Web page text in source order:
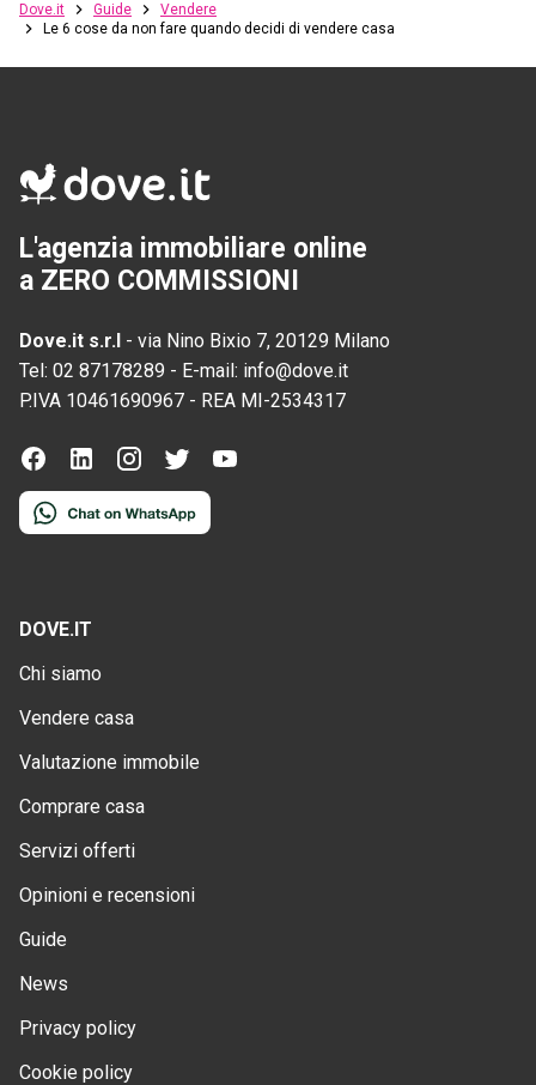
Dove.it Guide
Vendere
Le 6 cose da non fare quando decidi di vendere casa
L'agenzia immobiliare online
a ZERO COMMISSIONI
Dove.it s.r.l - via Nino Bixio 7, 20129 Milano
Tel: 02 87178289 - E-mail: info@dove.it
P.IVA 10461690967 - REA MI-2534317
DOVE.IT
Chi siamo
Vendere casa
Valutazione immobile
Comprare casa
Servizi offerti
Opinioni e recensioni
Guide
News
Privacy policy
Cookie policy